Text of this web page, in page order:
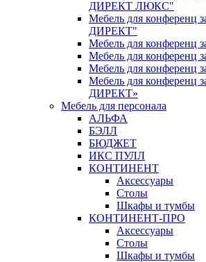
ДИРЕКТ ЛЮКС"
Мебель для конференц
ДИРЕКТ"
Мебель для конференц
Мебель для
Мебель для конференц
Мебель для конференц
ДИРЕКТ»
Мебель для персонала
АЛЬФА
БЭЛЛ
БЮДЖЕТ
ИКС ПУЛЛ
КОНТИНЕНТ
Аксессуары
Столы
Шкафы и тумбы
КОНТИНЕНТ-ПРО
Аксессуары
Столы
Шкафы и тумбы